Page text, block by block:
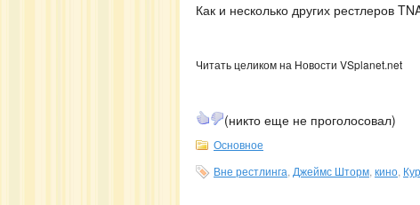
Как и несколько других рестлеров
Читать целиком на Новости VSplanet.net
(никто еще не проголосовал)
Основное
Вне рестлинга Джеймс Шторм кино